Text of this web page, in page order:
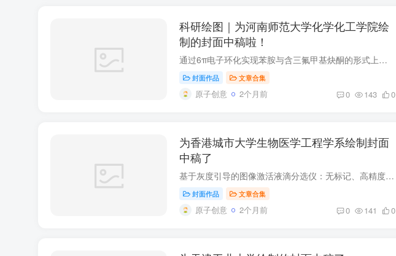
科研绘图｜为河南师范大学化学化工学院绘
制的封面中稿啦！
通过6π电子环化实现苯胺与含三氟甲基炔酮的形式上的[1+2+3]环化反应 六元氮杂环化合物（如2-吡啶酮）在生物活性化合物中至关重要，广泛存在于天然产物和药物中，因此需要创新的合成方法。传统...
封面作品 文章合集
原子创意 2个月前 0 143 0
为香港城市大学生物医学工程学系绘制封面
中稿了
基于灰度引导的图像激活液滴分选仪：无标记、高精度按需单细胞筛选 在论文编号2500520中，孙栋（Dong Sun）及其团队通过将快速图像识别方法与可拆卸声流体系统相结合，开发出一种基于灰度引导的...
封面作品 文章合集
原子创意 2个月前 0 141 0